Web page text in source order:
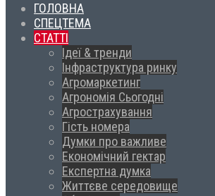
ГОЛОВНА
СПЕЦТЕМА
СТАТТІ
Ідеї & тренди
Інфраструктура ринку
Агромаркетинг
Агрономія Сьогодні
Агрострахування
Гість номера
Думки про важливе
Економічний гектар
Експертна думка
Життєве середовище